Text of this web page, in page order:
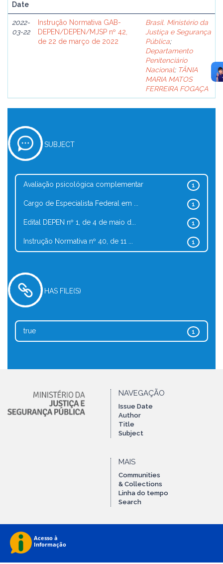
Date
2022-
03-22
Instrução Normativa GAB-
DEPEN/DEPEN/MJSP nº 42,
de 22 de março de 2022
Brasil. Ministério da
Justiça e Segurança
Pública;
Departamento
Penitenciário
Nacional; TÂNIA
MARIA MATOS
FERREIRA FOGAÇA
SUBJECT
1
Avaliação psicológica complementar
1
Cargo de Especialista Federal em ...
1
Edital DEPEN nº 1, de 4 de maio d...
1
Instrução Normativa nº 40, de 11 ...
HAS FILE(S)
1
true
NAVEGAÇÃO
Issue Date
Author
Title
Subject
MAIS
Communities
& Collections
Linha do tempo
Search